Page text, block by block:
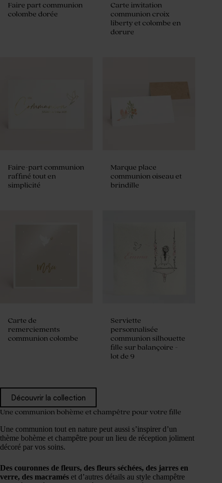
Faire part communion
colombe dorée
Carte invitation
communion croix
liberty et colombe en
dorure
Faire-part communion
raffiné tout en
simplicité
Marque place
communion oiseau et
brindille
Carte de
remerciements
communion colombe
Serviette
personnalisée
communion silhouette
fille sur balançoire -
lot de 9
Découvrir la collection
Une communion bohème et champêtre pour votre fille
Une communion tout en nature peut aussi s’inspirer d’un
thème bohème et champêtre pour un lieu de réception joliment
décoré par vos soins.
Des couronnes de fleurs, des fleurs séchées, des jarres en
verre, des macramés et d’autres détails au style champêtre